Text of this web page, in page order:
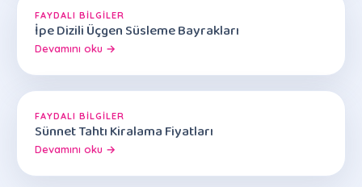
FAYDALI BILGILER
İpe Dizili Üçgen Süsleme Bayrakları
Devamını oku →
FAYDALI BILGILER
Sünnet Tahtı Kiralama Fiyatları
Devamını oku →